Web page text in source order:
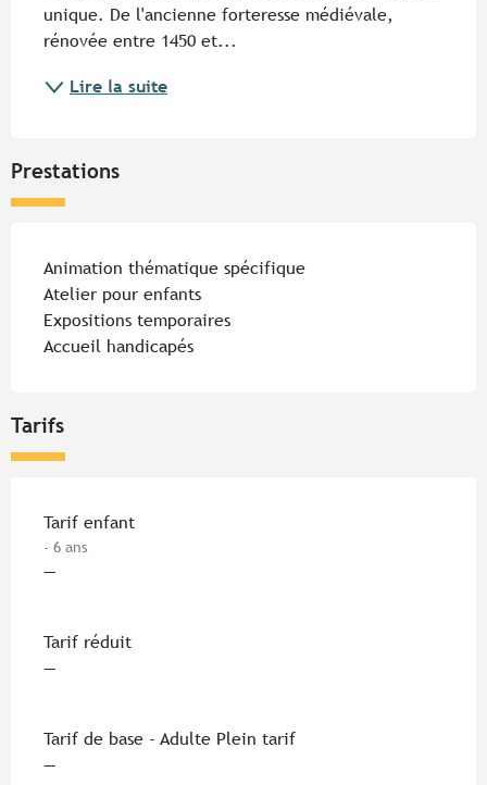
unique. De l'ancienne forteresse médiévale,
rénovée entre 1450 et...
Lire la suite
Prestations
Animation thématique spécifique
Atelier pour enfants
Expositions temporaires
Accueil handicapés
Tarifs
Tarifs 2026
Tarif enfant
- 6 ans
—
Tarif réduit
—
Tarif de base - Adulte Plein tarif
—